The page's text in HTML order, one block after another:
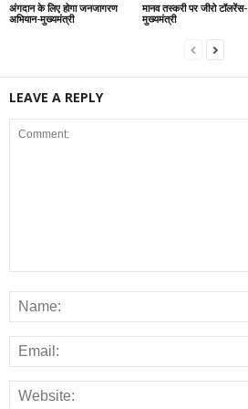
अंगदान के लिए होगा जनजागरण
अभियान-मुख्यमंत्री
मानव तस्करी पर जीरो टॉलरेंस-
मुख्यमंत्री
LEAVE A REPLY